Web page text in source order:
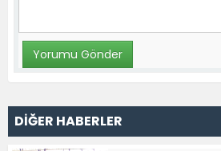
DİĞER HABERLER